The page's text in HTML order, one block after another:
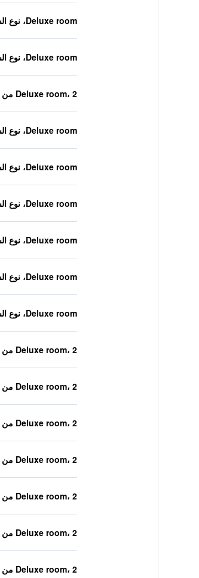
Deluxe room، نوع السرير غير معروف
Deluxe room، نوع السرير غير معروف
Deluxe room، 2 من الأسرّة المزدوجة
Deluxe room، نوع السرير غير معروف
Deluxe room، نوع السرير غير معروف
Deluxe room، نوع السرير غير معروف
Deluxe room، نوع السرير غير معروف
Deluxe room، نوع السرير غير معروف
Deluxe room، نوع السرير غير معروف
Deluxe room، 2 من الأسرّة المزدوجة
Deluxe room، 2 من الأسرّة المزدوجة
Deluxe room، 2 من الأسرّة المزدوجة
Deluxe room، 2 من الأسرّة المزدوجة
Deluxe room، 2 من الأسرّة المزدوجة
Deluxe room، 2 من الأسرّة المزدوجة
Deluxe room، 2 من الأسرّة المزدوجة